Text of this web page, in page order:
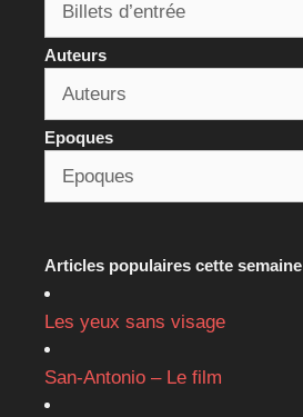
Auteurs
Epoques
Articles populaires cette semaine
Les yeux sans visage
San-Antonio – Le film